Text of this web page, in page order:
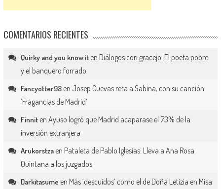
COMENTARIOS RECIENTES
Quirky and you know iten Diálogos con gracejo: El poeta pobre
y el banquero forrado
Fancyotter98en Josep Cuevas reta a Sabina, con su canción
‘Fragancias de Madrid’
Finniten Ayuso logró que Madrid acaparase el 73% de la
inversión extranjera
Arukorstzaen Pataleta de Pablo Iglesias: Lleva a Ana Rosa
Quintana a los juzgados
Darkitasume en Más ‘descuidos’ como el de Doña Letizia en Misa